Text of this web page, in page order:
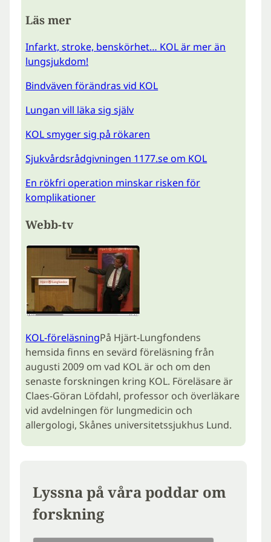
Läs mer
Infarkt, stroke, benskörhet… KOL är mer än
lungsjukdom!
Bindväven förändras vid KOL
Lungan vill läka sig själv
KOL smyger sig på rökaren
Sjukvårdsrådgivningen 1177.se om KOL
En rökfri operation minskar risken för
komplikationer
Webb-tv
KOL-föreläsningPå Hjärt-Lungfondens
hemsida finns en sevärd föreläsning från
augusti 2009 om vad KOL är och om den
senaste forskningen kring KOL. Föreläsare är
Claes-Göran Löfdahl, professor och överläkare
vid avdelningen för lungmedicin och
allergologi, Skånes universitetssjukhus Lund.
Lyssna på våra poddar om
forskning